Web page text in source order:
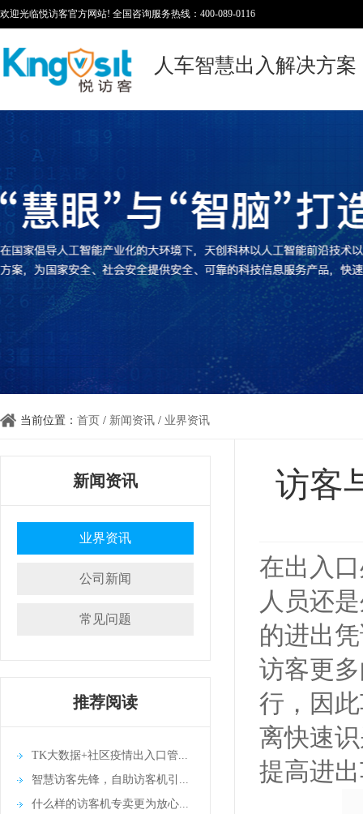
欢迎光临悦访客官方网站! 全国咨询服务热线：400-089-0116
人车智慧出入解决方案
当前位置： 首页 / 新闻资讯 / 业界资讯
新闻资讯
业界资讯
公司新闻
常见问题
推荐阅读
TK大数据+社区疫情出入口管...
智慧访客先锋，自助访客机引...
什么样的访客机专卖更为放心...
访客
在出入
人员还
的进出
访客更
行，因
离快速
提高进